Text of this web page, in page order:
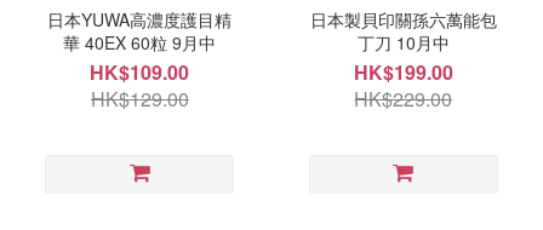
日本YUWA高濃度護目精
華 40EX 60粒 9月中
HK$109.00
HK$129.00
日本製貝印關孫六萬能包
丁刀 10月中
HK$199.00
HK$229.00